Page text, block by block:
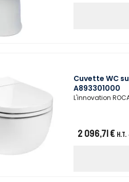
Cuvette WC
A893301000
L'innovation
2 096,71 € H.T.